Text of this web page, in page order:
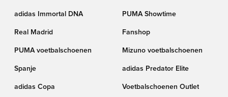
adidas Immortal DNA PUMA Showtime
Real Madrid Fanshop
PUMA voetbalschoenen Mizuno voetbalschoenen
Spanje adidas Predator Elite
adidas Copa Voetbalschoenen Outlet